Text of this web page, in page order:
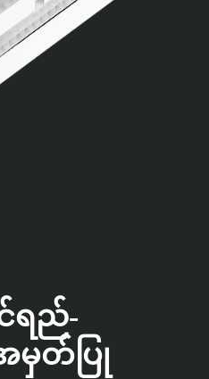
ရည်-
မှတ်ပြု